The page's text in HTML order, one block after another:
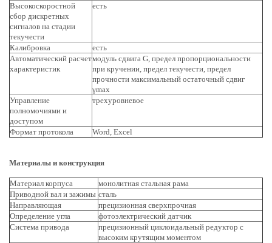
Высокоскоростной
сбор дискретных
сигналов на стадии
текучести
есть
Калибровка
есть
Автоматический расчет
характеристик
модуль сдвига G, предел пропорциональности
при кручении, предел текучести, предел
прочности максимальный остаточный сдвиг
γmax
Управление
полномочиями и
доступом
трехуровневое
Формат протокола Word, Excel
Материалы и конструкция
Материал корпуса
монолитная стальная рама
Приводной вал и зажимы сталь
Направляющая
прецизионная сверхпрочная
Определение угла
фотоэлектрический датчик
Система привода
прецизионный циклоидальный редуктор с
высоким крутящим моментом